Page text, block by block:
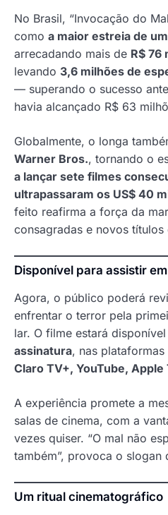
No Brasil, “Invocação do
como a maior estreia de
arrecadando mais de R$ 76
levando 3,6 milhões de
— superando o sucesso
havia alcançado R$ 63
Globalmente, o longa
Warner Bros., tornando o
a lançar sete filmes
ultrapassaram os US$ 40
feito reafirma a força da
consagradas e novos títulos
Disponível para assistir
Agora, o público poderá
enfrentar o terror pela
lar. O filme estará disponível
assinatura, nas plataformas
Claro TV+, YouTube, Apple
A experiência promete a
salas de cinema, com a
vezes quiser. “O mal não
também”, provoca o slogan
Um ritual cinematográfico